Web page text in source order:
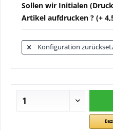
Sollen wir Initialen
Artikel aufdrucken ? (+
Konfiguration